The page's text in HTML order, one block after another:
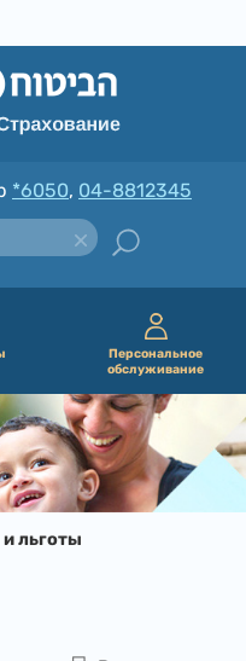
*6050, 04-8812345
Персональное
обслуживание
льготы